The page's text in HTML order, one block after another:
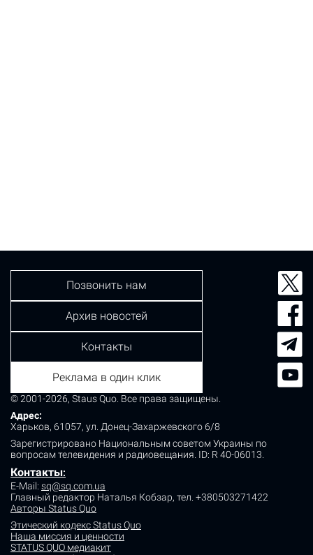
© 2001-2026, Staus Quo. Все права защищены.
Адрес:
Харьков, 61057, ул. Донец-Захаржевского 6/8
Зарегистрировано Национальным советом Украины по
вопросам телевидения и радиовещания. ID: R 40-06013.
Контакты:
E-Mail: sq@sq.com.ua
Главный редактор Наталья Кобзар, тел. +380503271422
Авторы Status Quo
Этический кодекс Status Quo
Наша миссия и ценности
STATUS QUO медиакит
Позвонить нам
Архив новостей
Контакты
Реклама в один клик